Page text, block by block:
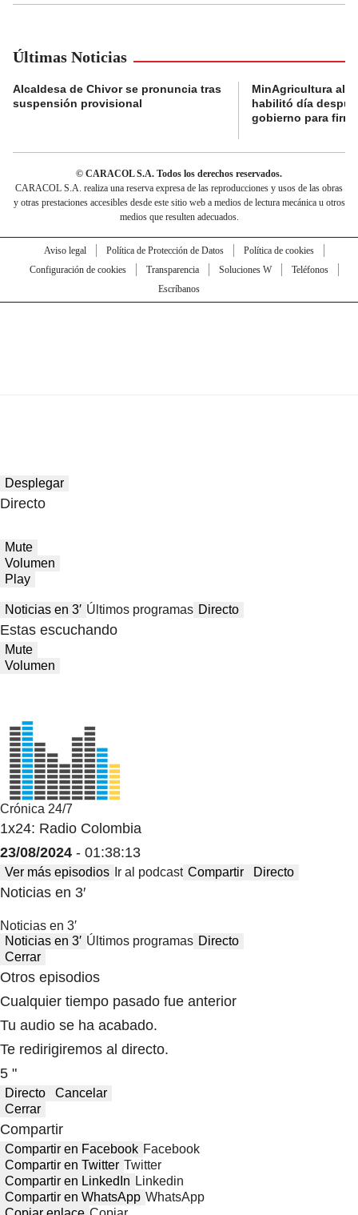
Últimas Noticias
Alcaldesa de Chivor se pronuncia tras
suspensión provisional
MinAgricultura
habilitó día
gobierno para
© CARACOL S.A. Todos los derechos reservados.
CARACOL S.A. realiza una reserva expresa de las reproducciones y usos de las obras
y otras prestaciones accesibles desde este sitio web a medios de lectura mecánica u otros
medios que resulten adecuados.
Aviso legal Política de Protección de Datos
Política de cookies
Configuración de cookies
Transparencia Soluciones W
Teléfonos
Escríbanos
Desplegar
Directo
Mute
Volumen
Play
Noticias en 3′ Últimos programas Directo
Estas escuchando
Mute
Volumen
Crónica 24/7
1x24: Radio Colombia
23/08/2024 - 01:38:13
Ver más episodios Ir al podcast Compartir Directo
Noticias en 3′
Noticias en 3′
Noticias en 3′ Últimos programas Directo
Cerrar
Otros episodios
Cualquier tiempo pasado fue anterior
Tu audio se ha acabado.
Te redirigiremos al directo.
5 "
Directo
Cancelar
Cerrar
Compartir
Compartir en Facebook Facebook
Compartir en Twitter Twitter
Compartir en LinkedIn Linkedin
Compartir en WhatsApp WhatsApp